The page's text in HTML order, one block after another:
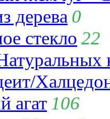
дерева 0
стекло 22
агат 106